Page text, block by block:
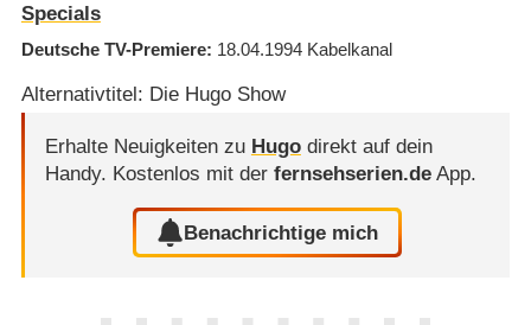
Specials
Deutsche TV-Premiere 18.04.1994 Kabelkanal
Alternativtitel: Die Hugo Show
Erhalte Neuigkeiten zu Hugodirekt auf dein
Handy. Kostenlos mit der fernsehserien.deApp.
Benachrichtige mich